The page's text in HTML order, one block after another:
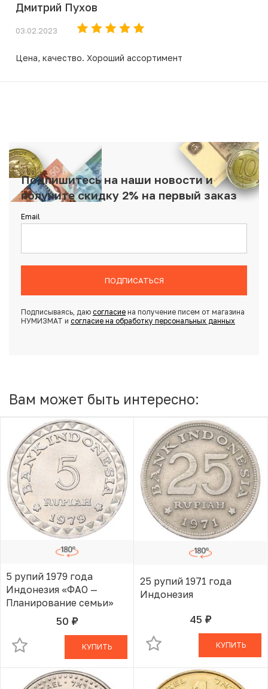
Дмитрий Пухов
03.02.2023
Цена, качество. Хороший ассортимент
Подпишитесь на наши новости и
получите скидку 2% на первый заказ
Email
ПОДПИСАТЬСЯ
Подписываясь, даю согласиена получение писем от магазина
НУМИЗМАТ и согласие на обработку персональных данных
Вам может быть интересно:
5 рупий 1979 года
Индонезия «ФАО —
Планирование семьи»
50 руб.В КОРЗИНЕ
КУПИТЬ
25 рупий 1971 года
Индонезия
45 руб.В КОРЗИНЕ
КУПИТЬ